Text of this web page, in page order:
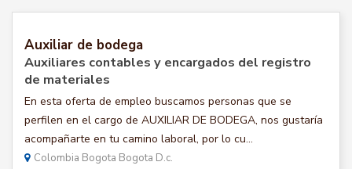
Auxiliar de bodega
Auxiliares contables y encargados del registro
de materiales
En esta oferta de empleo buscamos personas que se
perfilen en el cargo de AUXILIAR DE BODEGA, nos gustaría
acompañarte en tu camino laboral, por lo cu...
Colombia Bogota Bogota D.c.